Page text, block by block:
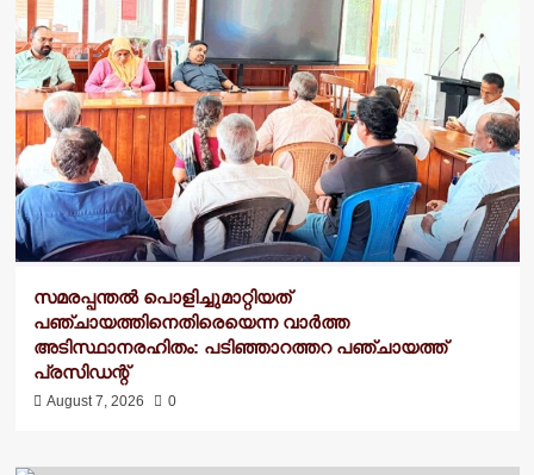
സമരപ്പന്തൽ പൊളിച്ചുമാറ്റിയത്
പഞ്ചായത്തിനെതിരെയെന്ന വാർത്ത
അടിസ്ഥാനരഹിതം: പടിഞ്ഞാറത്തറ പഞ്ചായത്ത്
പ്രസിഡന്റ്
August 7, 2026 0